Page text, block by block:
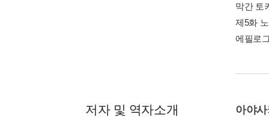
막간 토
제5화
에필로
저자 및 역자소개 아야